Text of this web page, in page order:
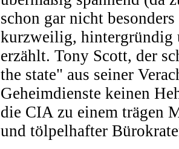
schon gar nicht
kurzweilig, hintergründig
erzählt. Tony Scott, der
the state" aus seiner
Geheimdienste keinen
die CIA zu einem trägen
und tölpelhafter